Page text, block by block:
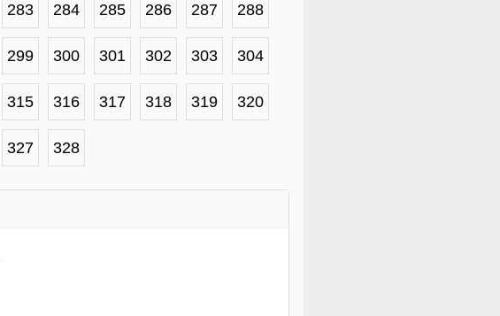
283 284 285 286 287 288
299 300 301 302 303 304
315 316 317 318 319 320
327 328